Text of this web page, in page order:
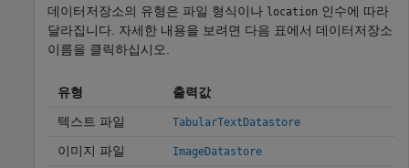
데이터저장소의 유형은 파일 형식이나 location 인수에 따라
달라집니다. 자세한 내용을 보려면 다음 표에서 데이터저장소
이름을 클릭하십시오.
유형
출력값
텍스트 파일
TabularTextDatastore
이미지 파일 ImageDatastore